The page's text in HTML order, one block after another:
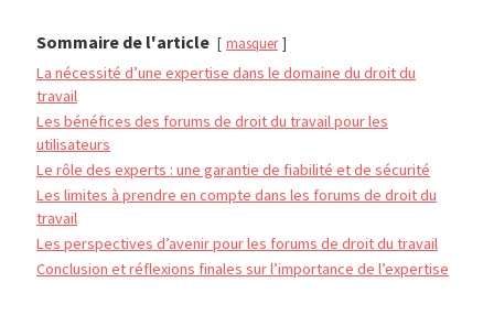
Sommaire de l'article masquer
La nécessité d’une expertise dans le domaine du droit du
travail
Les bénéfices des forums de droit du travail pour les
utilisateurs
Le rôle des experts : une garantie de fiabilité et de sécurité
Les limites à prendre en compte dans les forums de droit du
travail
Les perspectives d’avenir pour les forums de droit du travail
Conclusion et réflexions finales sur l’importance de l’expertise